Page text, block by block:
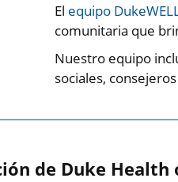
El equipo
comunitaria que
Nuestro equipo
sociales,
de Duke